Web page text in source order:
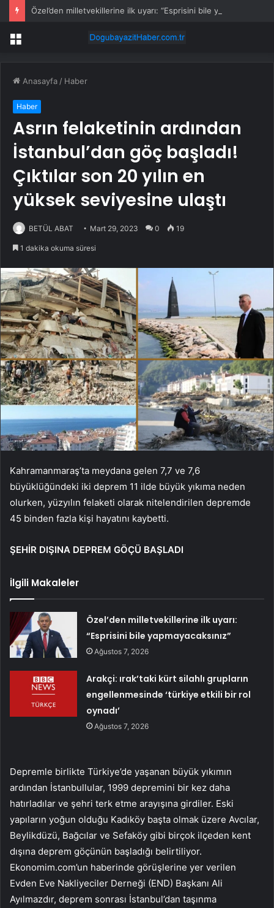
Menü
Anasayfa / Haber
Haber
Asrın felaketinin ardından
İstanbul’dan göç başladı!
Çıktılar son 20 yılın en
yüksek seviyesine ulaştı
BETÜL ABAT Mart 29, 2023 0 19
1 dakika okuma süresi
Kahramanmaraş’ta meydana gelen 7,7 ve 7,6
büyüklüğündeki iki deprem 11 ilde büyük yıkıma neden
olurken, yüzyılın felaketi olarak nitelendirilen depremde
45 binden fazla kişi hayatını kaybetti.
ŞEHİR DIŞINA DEPREM GÖÇÜ BAŞLADI
İlgili Makaleler
Özel’den milletvekillerine ilk uyarı:
“Esprisini bile yapmayacaksınız”
Ağustos 7, 2026
Arakçi: ırak’taki kürt silahlı grupların
engellenmesinde ‘türkiye etkili bir rol
oynadı’
Ağustos 7, 2026
Depremle birlikte Türkiye’de yaşanan büyük yıkımın
ardından İstanbullular, 1999 depremini bir kez daha
hatırladılar ve şehri terk etme arayışına girdiler. Eski
yapıların yoğun olduğu Kadıköy başta olmak üzere Avcılar,
Beylikdüzü, Bağcılar ve Sefaköy gibi birçok ilçeden kent
dışına deprem göçünün başladığı belirtiliyor.
Ekonomim.com’un haberinde görüşlerine yer verilen
Evden Eve Nakliyeciler Derneği (END) Başkanı Ali
Ayılmazdır, deprem sonrası İstanbul’dan taşınma